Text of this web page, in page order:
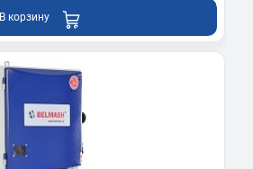
В корзину